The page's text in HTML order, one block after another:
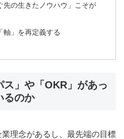
先の生きたノウハウ」こそが
軸」を再定義する
ス」や「OKR」があっ
るのか
業理念があるし、最先端の目標